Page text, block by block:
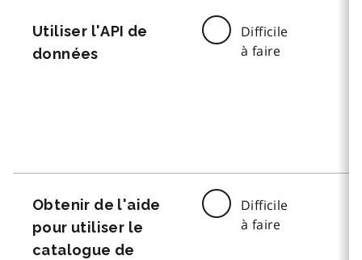
Utiliser l'API de
données
Difficile
à faire
Obtenir de l'aide
pour utiliser le
catalogue de
Difficile
à faire